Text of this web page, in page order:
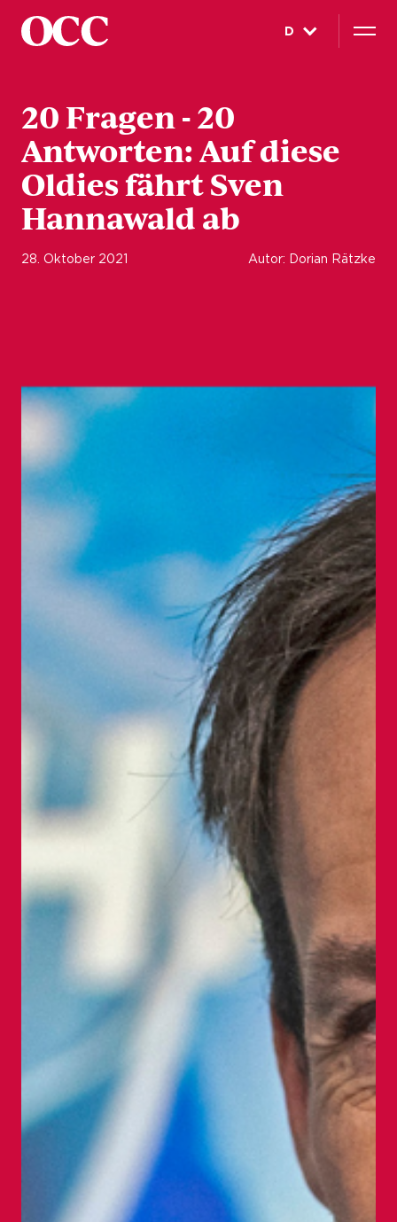
D
20 Fragen - 20
Antworten: Auf diese
Oldies fährt Sven
Hannawald ab
28. Oktober 2021 Autor: Dorian Rätzke